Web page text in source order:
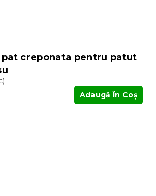
creponata pentru patut
Adaugă În Coş